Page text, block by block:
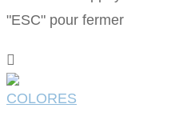
"ESC" pour fermer